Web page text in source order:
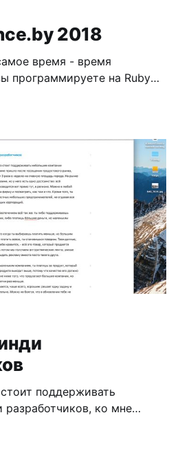
2018
время - время
программируете на Ruby
него, это конференция -
том, что Ruby умирает и всё
показывает
и
поддерживать
ко мне
в неделю на главную